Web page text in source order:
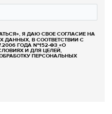
Я ДАЮ СВОЕ СОГЛАСИЕ НА
ДАННЫХ, В СООТВЕТСТВИИ С
ГОДА №152-ФЗ «О
И ДЛЯ ЦЕЛЕЙ,
ПЕРСОНАЛЬНЫХ